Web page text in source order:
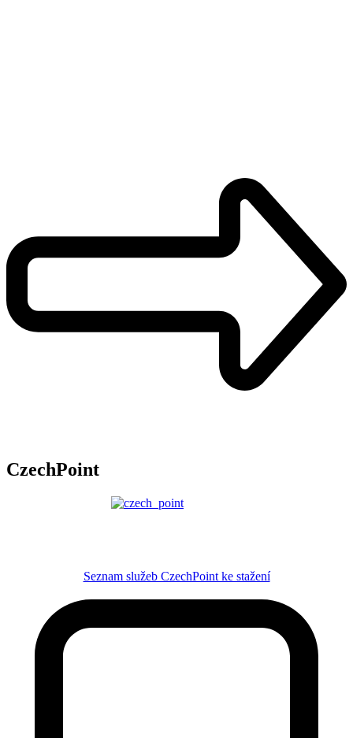
CzechPoint
Seznam služeb CzechPoint ke stažení